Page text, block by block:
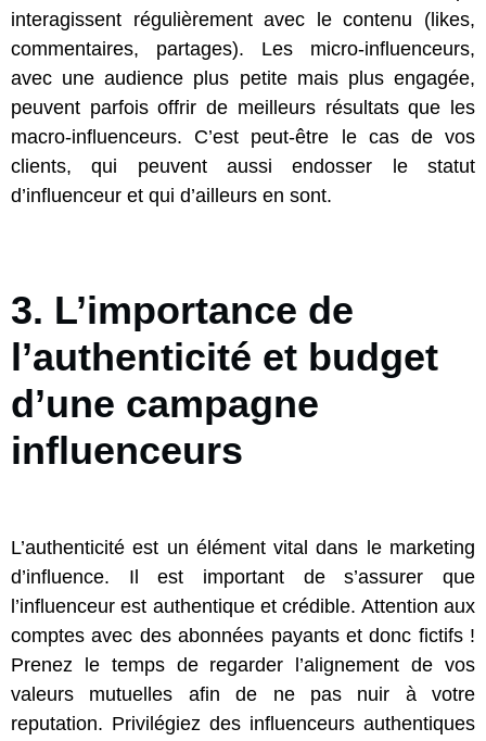
interagissent régulièrement avec le contenu (likes,
commentaires, partages). Les micro-influenceurs,
avec une audience plus petite mais plus engagée,
peuvent parfois offrir de meilleurs résultats que les
macro-influenceurs. C’est peut-être le cas de vos
clients, qui peuvent aussi endosser le statut
d’influenceur et qui d’ailleurs en sont.
3. L’importance de
l’authenticité et budget
d’une campagne
influenceurs
L’authenticité est un élément vital dans le marketing
d’influence. Il est important de s’assurer que
l’influenceur est authentique et crédible. Attention aux
comptes avec des abonnées payants et donc fictifs !
Prenez le temps de regarder l’alignement de vos
valeurs mutuelles afin de ne pas nuir à votre
reputation. Privilégiez des influenceurs authentiques